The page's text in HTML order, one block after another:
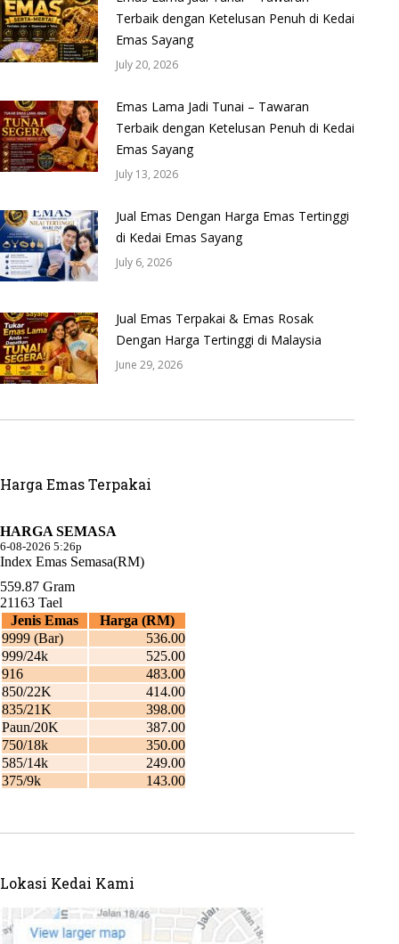
Terbaik dengan Ketelusan Penuh di Kedai
Emas Sayang
July 20, 2026
Emas Lama Jadi Tunai – Tawaran
Terbaik dengan Ketelusan Penuh di Kedai
Emas Sayang
July 13, 2026
Jual Emas Dengan Harga Emas Tertinggi
di Kedai Emas Sayang
July 6, 2026
Jual Emas Terpakai & Emas Rosak
Dengan Harga Tertinggi di Malaysia
June 29, 2026
Harga Emas Terpakai
Lokasi Kedai Kami